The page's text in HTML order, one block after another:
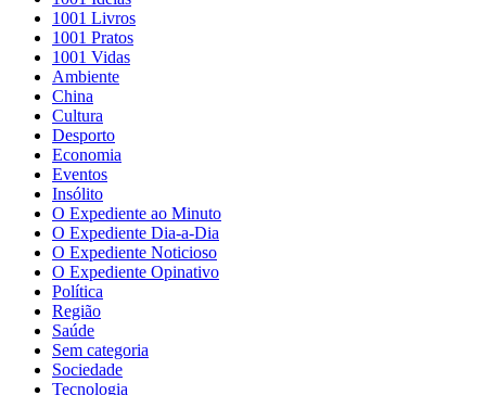
1001 Livros
1001 Pratos
1001 Vidas
Ambiente
China
Cultura
Desporto
Economia
Eventos
Insólito
O Expediente ao Minuto
O Expediente Dia-a-Dia
O Expediente Noticioso
O Expediente Opinativo
Política
Região
Saúde
Sem categoria
Sociedade
Tecnologia